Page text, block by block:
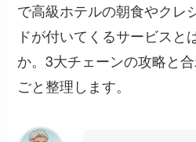
で高級ホテルの朝食やクレ
ドが付いてくるサービスと
か。3大チェーンの攻略と
ごと整理します。